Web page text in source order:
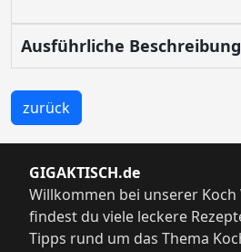
Ausführliche Beschreibung
zurück
GIGAKTISCH.de
Willkommen bei unserer Koch
findest du viele leckere
Tipps rund um das Thema